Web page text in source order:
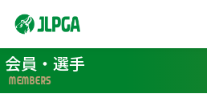
会員・選手
MEMBERS